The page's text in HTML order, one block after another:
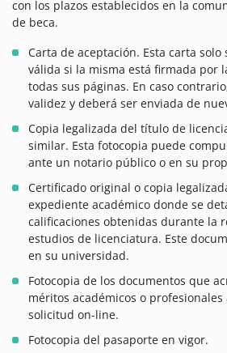
con los plazos establecidos en la
de beca.
Carta de aceptación. Esta carta solo
válida si la misma está firmada por
todas sus páginas. En caso
validez y deberá ser enviada de
Copia legalizada del título de
similar. Esta fotocopia puede
ante un notario público o en su
Certificado original o copia
expediente académico donde se
calificaciones obtenidas durante la
estudios de licenciatura. Este
en su universidad.
Fotocopia de los documentos que
méritos académicos o
solicitud on-line.
Fotocopia del pasaporte en vigor.